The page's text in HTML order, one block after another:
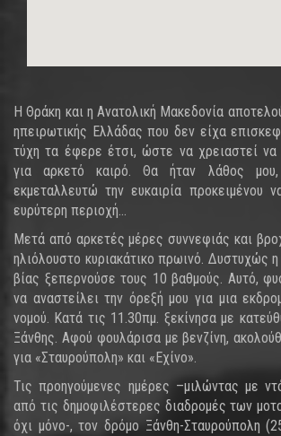
Η Θράκη και η Ανατολική Μακεδονία
ηπειρωτικής Ελλάδας που δεν είχα
τύχη τα έφερε έτσι, ώστε να χρειαστεί να
για αρκετό καιρό. Θα ήταν λάθος
εκμεταλλευτώ την ευκαιρία προκειμένου
ευρύτερη περιοχή...
Μετά από αρκετές μέρες συννεφιάς και
ηλιόλουστο κυριακάτικο πρωινό. Δυστυχώς
βίας ξεπερνούσε τους 10 βαθμούς. Αυτό,
να αναστείλει την όρεξή μου για μια
νομού. Κατά τις 11.30πμ. ξεκίνησα με
Ξάνθης. Αφού φουλάρισα με βενζίνη,
για «Σταυρούπολη» και «Εχίνο».
Τις προηγούμενες ημέρες –μιλώντας με
από τις δημοφιλέστερες διαδρομές των
όχι μόνο-, τον δρόμο Ξάνθη-Σταυρούπολη